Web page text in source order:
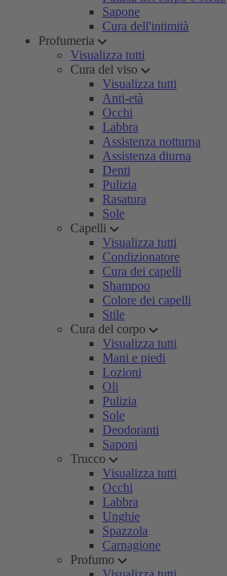
Sapone
Cura dell'intimità
Profumeria
Visualizza tutti
Cura del viso
Visualizza tutti
Anti-età
Occhi
Labbra
Assistenza notturna
Assistenza diurna
Denti
Pulizia
Rasatura
Sole
Capelli
Visualizza tutti
Condizionatore
Cura dei capelli
Shampoo
Colore dei capelli
Stile
Cura del corpo
Visualizza tutti
Mani e piedi
Lozioni
Oli
Pulizia
Sole
Deodoranti
Saponi
Trucco
Visualizza tutti
Occhi
Labbra
Unghie
Spazzola
Carnagione
Profumo